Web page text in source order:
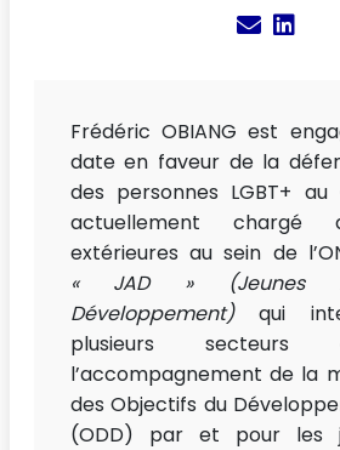
Frédéric OBIANG est
date en faveur de la
des personnes LGBT+
actuellement chargé
extérieures au sein de
« JAD » (Jeunes
Développement)qui
plusieurs
l’accompagnement de la
des Objectifs du
(ODD) par et pour les